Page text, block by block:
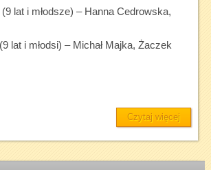
lat i młodsze) – Hanna Cedrowska,
lat i młodsi) – Michał Majka, Żaczek
Czytaj więcej